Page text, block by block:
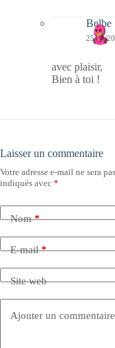
Belbe
25/10/
avec plaisir,
Bien à toi !
Laisser un commentaire
Votre adresse e-mail ne sera
indiqués avec *
Nom*
E-mail*
Site web
Ajouter un commentaire